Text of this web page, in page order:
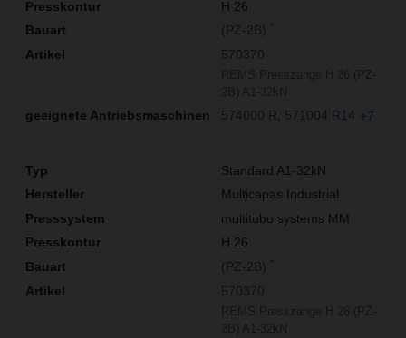
H 26
(PZ-2B)
570370
574000 R 571004 R14 +7
Standard A1-32kN
Multicapas Industrial
multitubo systems MM
H 26
(PZ-2B)
570370